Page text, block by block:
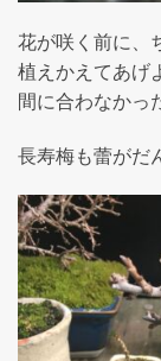
花が咲く前に、
植えかえてあげ
間に合わなかっ
長寿梅も蕾がだ